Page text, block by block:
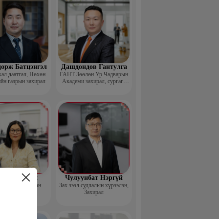
Батцэнгэл
даатгал, Нөхөн
газрын захирал
Дашдондов Гантулга
ГАНТ Зөөлөн Ур Чадварын
Академи захирал, сургагч
Баясгалан
Үүсгэн
Чулуунбат Нэргүй
Зах зээл судлалын хүрээлэн,
Захирал